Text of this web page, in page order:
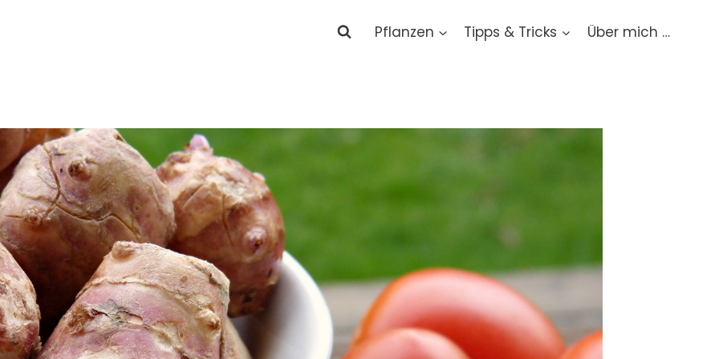
Pflanzen Tipps & Tricks Über mich …